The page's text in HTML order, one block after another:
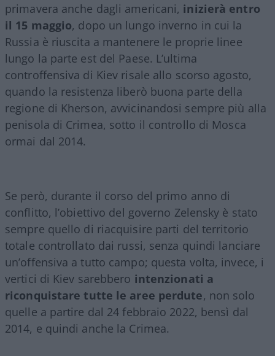
primavera anche dagli americani, inizierà entro
il 15 maggio, dopo un lungo inverno in cui la
Russia è riuscita a mantenere le proprie linee
lungo la parte est del Paese. L’ultima
controffensiva di Kiev risale allo scorso agosto,
quando la resistenza liberò buona parte della
regione di Kherson, avvicinandosi sempre più alla
penisola di Crimea, sotto il controllo di Mosca
ormai dal 2014.
Se però, durante il corso del primo anno di
conflitto, l’obiettivo del governo Zelensky è stato
sempre quello di riacquisire parti del territorio
totale controllato dai russi, senza quindi lanciare
un’offensiva a tutto campo; questa volta, invece, i
vertici di Kiev sarebbero intenzionati a
riconquistare tutte le aree perdute, non solo
quelle a partire dal 24 febbraio 2022, bensì dal
2014, e quindi anche la Crimea.